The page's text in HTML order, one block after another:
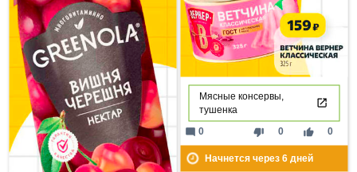
Мясные консервы,
тушенка
thumb_down 0 thumb_up 0
mode_comment 0
Начнется через 6дней